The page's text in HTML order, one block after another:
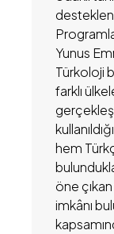
Yunus
Türkoloji
farklı
hem
öne
imkânı